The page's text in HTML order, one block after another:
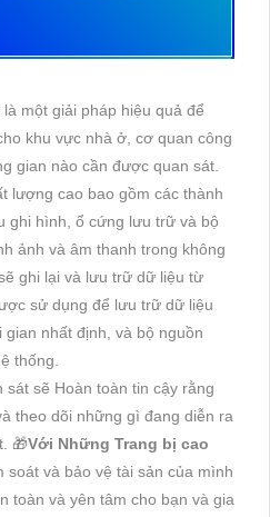
một giải pháp hiệu quả để
khu vực nhà ở, cơ quan công
gian nào cần được quan sát.
lượng cao bao gồm các thành
ghi hình, ổ cứng lưu trữ và bộ
ảnh và âm thanh trong không
ghi lại và lưu trữ dữ liệu từ
sử dụng để lưu trữ dữ liệu
nhất định, và bộ nguồn
thống.
sẽ Hoàn toàn tin cậy rằng
theo dõi những gì đang diễn ra
🎁Với Những Trang bị cao
soát và bảo vệ tài sản của mình
toàn và yên tâm cho bạn và gia